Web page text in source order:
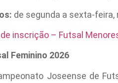
de segunda a sexta-feira,
inscrição – Futsal
Feminino 2026
Joseense de